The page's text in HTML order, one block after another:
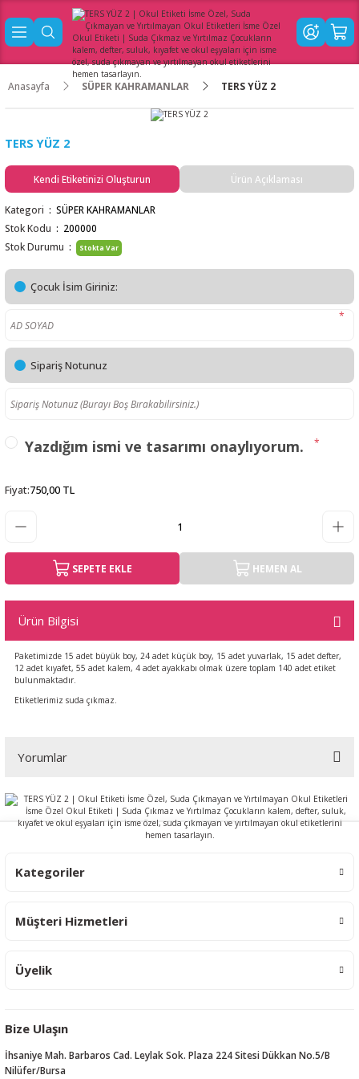
Anasayfa SÜPER KAHRAMANLAR TERS YÜZ 2
TERS YÜZ 2
Kendi Etiketinizi Oluşturun Ürün Açıklaması
Kategori
SÜPER KAHRAMANLAR
Stok Kodu
200000
Stok Durumu
Stokta Var
Çocuk İsim Giriniz:
*
Sipariş Notunuz
Yazdığım ismi ve tasarımı onaylıyorum. *
Fiyat:750,00 TL
SEPETE EKLE HEMEN AL
Ürün Bilgisi
Paketimizde 15 adet büyük boy, 24 adet küçük boy, 15 adet yuvarlak, 15 adet defter,
12 adet kıyafet, 55 adet kalem, 4 adet ayakkabı olmak üzere toplam 140 adet etiket
bulunmaktadır.
Etiketlerimiz suda çıkmaz.
Yorumlar
Bu ürüne ilk yorumu siz yapın!
Kategoriler
Müşteri Hizmetleri
Üyelik
Bize Ulaşın
İhsaniye Mah. Barbaros Cad. Leylak Sok. Plaza 224 Sitesi Dükkan No.5/B
Nilüfer/Bursa